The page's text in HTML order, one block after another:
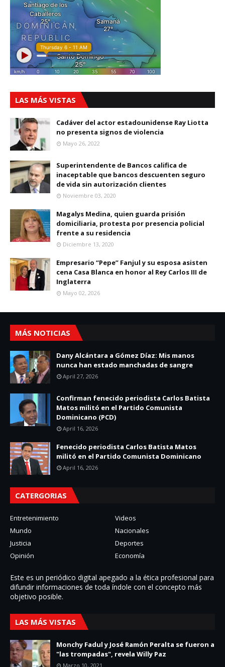
LAS MÁS VISTAS
Cadáver del actor estadounidense Ray Liotta
no presenta signos de violencia
Mayo 26, 2022
Superintendente de Bancos califica de
inaceptable que bancos descuenten seguro
de vida sin autorización clientes
Noviembre 03, 2020
Magalys Medina, quien guarda prisión
domiciliaria, protesta por presencia policial
frente a su residencia
Diciembre 13, 2020
Empresario “Pepe” Fanjul y su esposa asisten
cena Casa Blanca en honor al Rey Carlos III de
Inglaterra
Mayo 02, 2026
MÁS NOTICIAS
Dany Alcántara a Gómez Díaz: Mis manos
nunca han estado manchadas de sangre
April 27, 2026
Confirman fenecido periodista Carlos Batista
Matos militó en el Partido Comunista
Dominicano (PCD)
April 16, 2026
Fenecido periodista Carlos Batista Matos
militó en el Partido Comunista Dominicano
April 16, 2026
CATERGORIAS
Entretenimiento
Videos
Mundo
Nacionales
Justicia
Deportes
Opinión
Economía
Este es un periódico digital apegado a la ética profesional para
difundir informaciones de toda í­ndole con el concepto más
objetivo posible.
LAS MÁS VISTAS
Monchy Fadul y José Ramón Peralta se fueron a
"las trompadas", revela Willy Paz
Marzo 10, 2021